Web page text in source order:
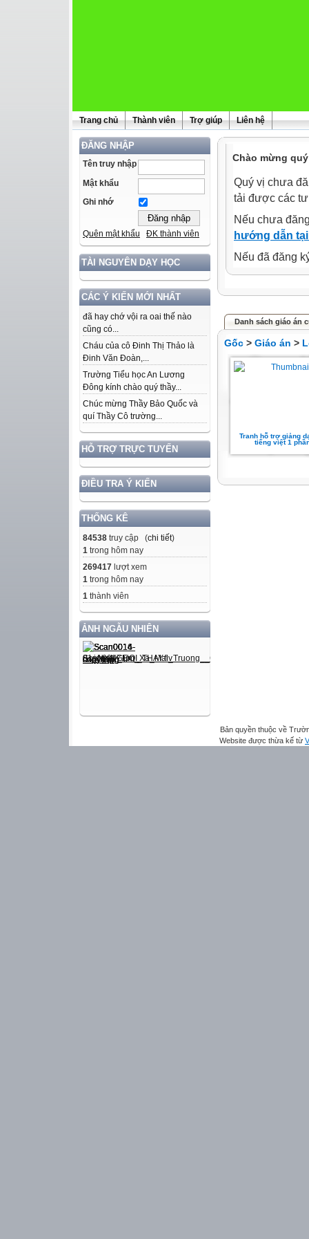
Trang chủ Thành viên Trợ giúp Liên hệ
ĐĂNG NHẬP
Tên truy nhập
Mật khẩu
Ghi nhớ
Quên mật khẩu ĐK thành viên
TÀI NGUYÊN DẠY HỌC
CÁC Ý KIẾN MỚI NHẤT
đã hay chớ vội ra oai thế nào
cũng có...
Cháu của cô Đinh Thị Thảo là
Đinh Văn Đoàn,...
Trường Tiểu học An Lương
Đông kính chào quý thầy...
Chúc mừng Thầy Bảo Quốc và
quí Thầy Cô trường...
HỖ TRỢ TRỰC TUYẾN
ĐIỀU TRA Ý KIẾN
THỐNG KÊ
84538 truy cập (chi tiết)
1 trong hôm nay
269417 lượt xem
1 trong hôm nay
1 thành viên
ẢNH NGẪU NHIÊN
Chào mừng
Quý vị chưa
tải được các
Nếu chưa
hướng dẫn
Nếu đã đăng
Danh sách giáo án
Gốc > Giáo án >
Tranh hỗ trợ giảng
tiếng việt 1
Bản quyền thuộc về
Website được thừa kế từ